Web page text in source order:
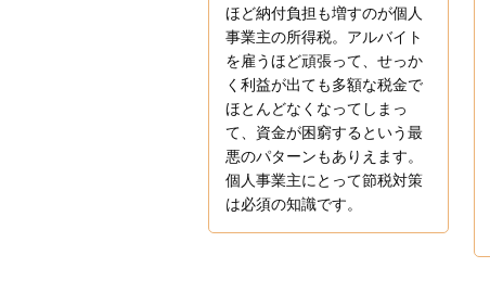
ほど納付負担も増すのが個人
事業主の所得税。アルバイト
を雇うほど頑張って、せっか
く利益が出ても多額な税金で
ほとんどなくなってしまっ
て、資金が困窮するという最
悪のパターンもありえます。
個人事業主にとって節税対策
は必須の知識です。